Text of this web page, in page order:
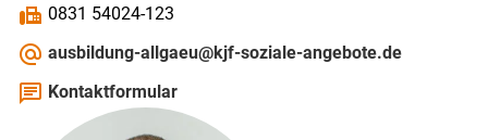
fax 0831 54024-123
alternate_email ausbildung-allgaeu@kjf-soziale-angebote.de
chat Kontaktformular